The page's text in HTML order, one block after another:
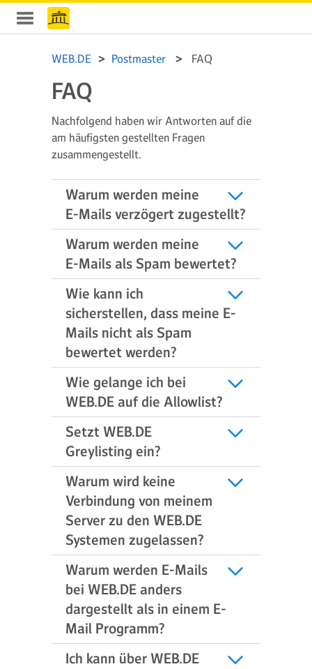
WEB.DE Postmaster FAQ
FAQ
Nachfolgend haben wir Antworten auf die
am häufigsten gestellten Fragen
zusammengestellt.
Warum werden meine
E-Mails verzögert zugestellt?
Warum werden meine
E-Mails als Spam bewertet?
Wie kann ich
sicherstellen, dass meine E-
Mails nicht als Spam
bewertet werden?
Wie gelange ich bei
WEB.DE auf die Allowlist?
Setzt WEB.DE
Greylisting ein?
Warum wird keine
Verbindung von meinem
Server zu den WEB.DE
Systemen zugelassen?
Warum werden E-Mails
bei WEB.DE anders
dargestellt als in einem E-
Mail Programm?
Ich kann über WEB.DE